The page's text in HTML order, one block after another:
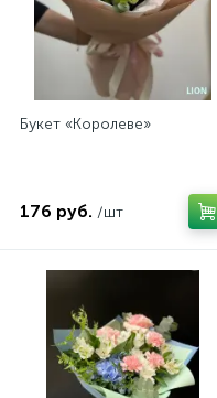
Букет «Королеве»
176 руб. /шт